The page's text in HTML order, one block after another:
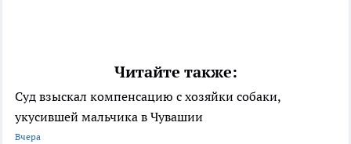
Читайте также:
Суд взыскал компенсацию с хозяйки собаки,
укусившей мальчика в Чувашии
Вчера